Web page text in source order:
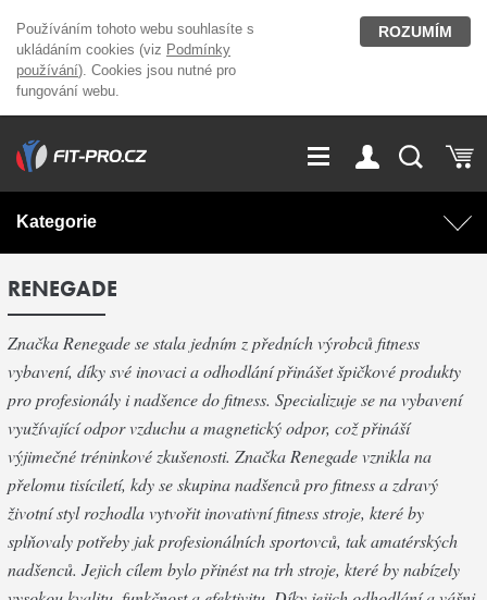
Používáním tohoto webu souhlasíte s
ukládáním cookies (viz Podmínky
používání). Cookies jsou nutné pro
fungování webu.
ROZUMÍM
GDPR
O nás
Kariéra Kontakt
Magazín
Přihlášení
Kategorie
AKCE
Doplňky stravy Fitness vybavení
OUTLET OBLEČENÍ Posilovací stroje
Značky
RENEGADE
Značka Renegade se stala jedním z předních výrobců fitness
vybavení, díky své inovaci a odhodlání přinášet špičkové produkty
pro profesionály i nadšence do fitness. Specializuje se na vybavení
využívající odpor vzduchu a magnetický odpor, což přináší
výjimečné tréninkové zkušenosti. Značka Renegade vznikla na
přelomu tisíciletí, kdy se skupina nadšenců pro fitness a zdravý
životní styl rozhodla vytvořit inovativní fitness stroje, které by
splňovaly potřeby jak profesionálních sportovců, tak amatérských
nadšenců. Jejich cílem bylo přinést na trh stroje, které by nabízely